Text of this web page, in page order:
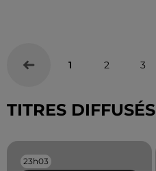
1 2 3
TITRES DIFFUSÉS
23h03
23h03